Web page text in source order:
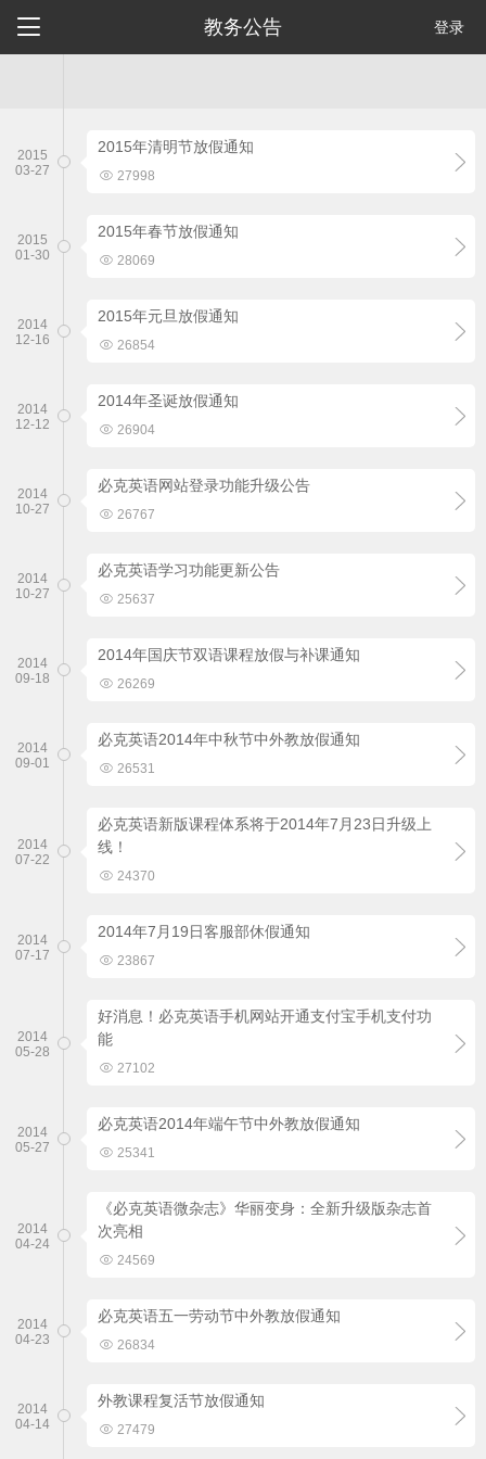
 教务公告 登录
2015年清明节放假通知
 27998
2015
03-27

2015年春节放假通知
 28069
2015
01-30

2015年元旦放假通知
 26854
2014
12-16

2014年圣诞放假通知
 26904
2014
12-12

必克英语网站登录功能升级公告
 26767
2014
10-27

必克英语学习功能更新公告
 25637
2014
10-27

2014年国庆节双语课程放假与补课通知
 26269
2014
09-18

必克英语2014年中秋节中外教放假通知
 26531
2014
09-01

必克英语新版课程体系将于2014年7月23日升级上
线！
 24370
2014
07-22

2014年7月19日客服部休假通知
 23867
2014
07-17

好消息！必克英语手机网站开通支付宝手机支付功
能
 27102
2014
05-28

必克英语2014年端午节中外教放假通知
 25341
2014
05-27

《必克英语微杂志》华丽变身：全新升级版杂志首
次亮相
 24569
2014
04-24

必克英语五一劳动节中外教放假通知
 26834
2014
04-23

外教课程复活节放假通知
 27479
2014
04-14
